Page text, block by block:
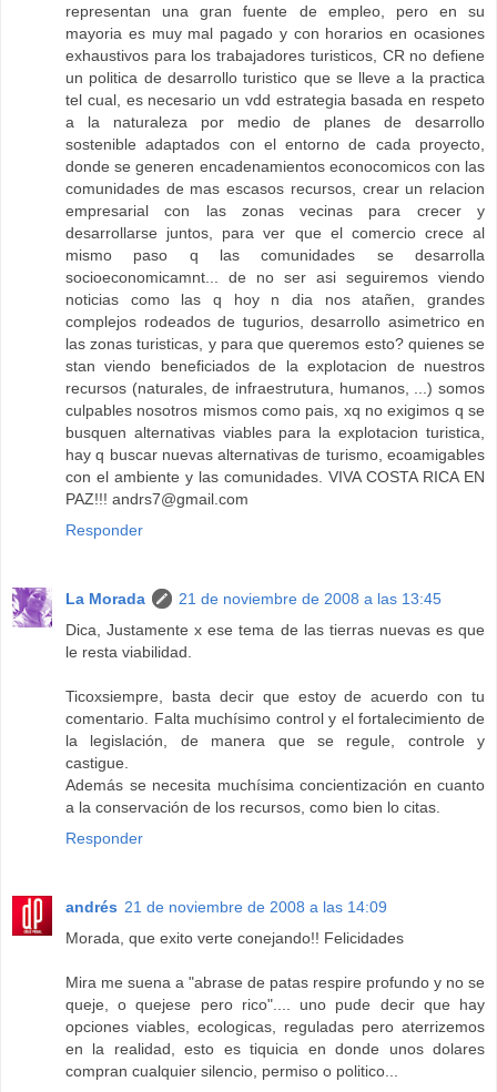
representan una gran fuente de empleo, pero en su
mayoria es muy mal pagado y con horarios en ocasiones
exhaustivos para los trabajadores turisticos, CR no defiene
un politica de desarrollo turistico que se lleve a la practica
tel cual, es necesario un vdd estrategia basada en respeto
a la naturaleza por medio de planes de desarrollo
sostenible adaptados con el entorno de cada proyecto,
donde se generen encadenamientos econocomicos con las
comunidades de mas escasos recursos, crear un relacion
empresarial con las zonas vecinas para crecer y
desarrollarse juntos, para ver que el comercio crece al
mismo paso q las comunidades se desarrolla
socioeconomicamnt... de no ser asi seguiremos viendo
noticias como las q hoy n dia nos atañen, grandes
complejos rodeados de tugurios, desarrollo asimetrico en
las zonas turisticas, y para que queremos esto? quienes se
stan viendo beneficiados de la explotacion de nuestros
recursos (naturales, de infraestrutura, humanos, ...) somos
culpables nosotros mismos como pais, xq no exigimos q se
busquen alternativas viables para la explotacion turistica,
hay q buscar nuevas alternativas de turismo, ecoamigables
con el ambiente y las comunidades. VIVA COSTA RICA EN
PAZ!!! andrs7@gmail.com
Responder
La Morada
21 de noviembre de 2008 a las 13:45
Dica, Justamente x ese tema de las tierras nuevas es que
le resta viabilidad.
Ticoxsiempre, basta decir que estoy de acuerdo con tu
comentario. Falta muchísimo control y el fortalecimiento de
la legislación, de manera que se regule, controle y
castigue.
Además se necesita muchísima concientización en cuanto
a la conservación de los recursos, como bien lo citas.
Responder
andrés 21 de noviembre de 2008 a las 14:09
Morada, que exito verte conejando!! Felicidades
Mira me suena a "abrase de patas respire profundo y no se
queje, o quejese pero rico".... uno pude decir que hay
opciones viables, ecologicas, reguladas pero aterrizemos
en la realidad, esto es tiquicia en donde unos dolares
compran cualquier silencio, permiso o politico...